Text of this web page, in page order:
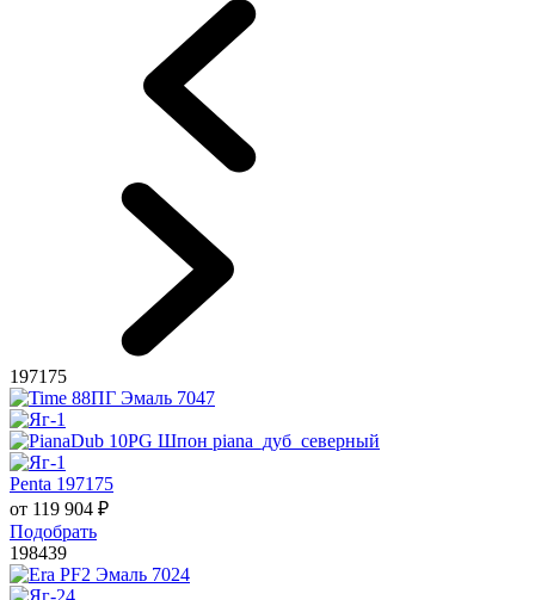
197175
Penta 197175
от 119 904 ₽
Подобрать
198439